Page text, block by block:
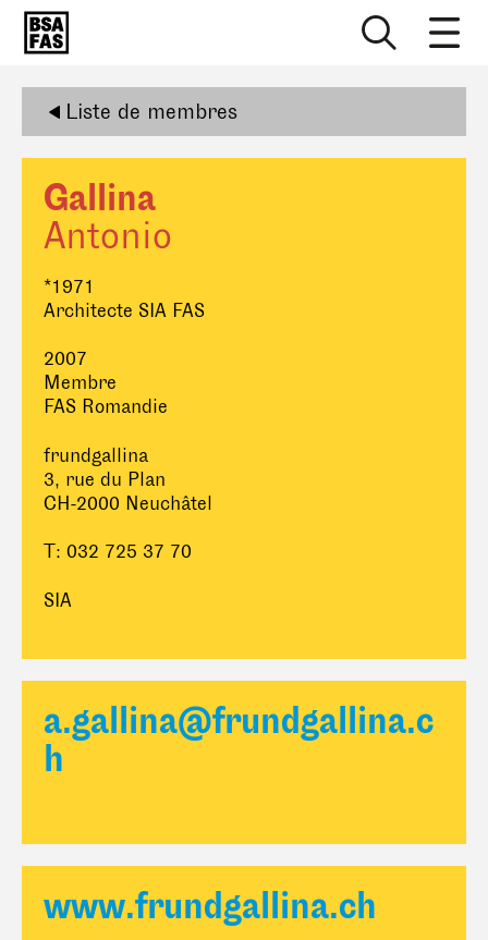
Liste de membres
Gallina
Antonio
*1971
Architecte SIA FAS
2007
Membre
FAS Romandie
frundgallina
3, rue du Plan
CH-2000 Neuchâtel
T: 032 725 37 70
SIA
a.gallina@frundgallina.c
h
www.frundgallina.ch